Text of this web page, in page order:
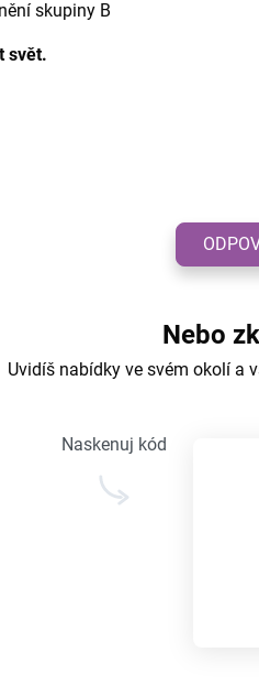
skupiny B
svět.
Nebo
Uvidíš nabídky ve svém okolí a
Naskenuj kód